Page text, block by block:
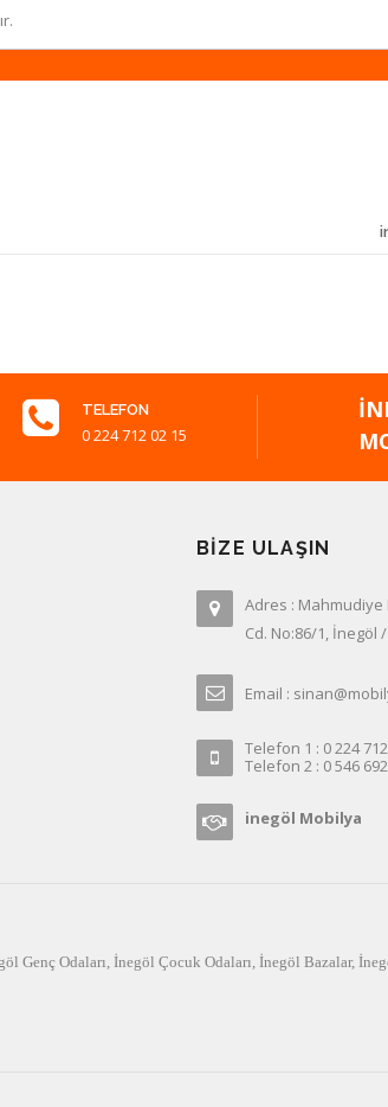
TELEFON
0 224 712 02 15
BIZE ULAŞIN
Adres : Mahmudiye
Cd. No:86/1, İnegöl
Email :
Telefon 1 : 0 224
Telefon 2 : 0 546
inegöl Mobilya
Genç Odaları İnegöl Çocuk Odaları İnegöl Bazalar,